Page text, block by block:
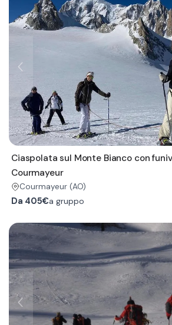
Ciaspolata sul Monte Bianco con
Courmayeur
Courmayeur (AO)
Da 405€a gruppo